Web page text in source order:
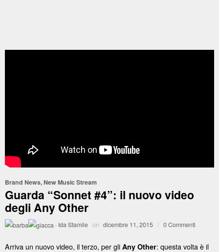
Brand News, New Music Stream
Guarda “Sonnet #4”: il nuovo video
degli Any Other
· Ida Stamile on dicembre 11, 2015 / 0 Commenti
Arriva un nuovo video, il terzo, per gli Any Other: questa volta è il